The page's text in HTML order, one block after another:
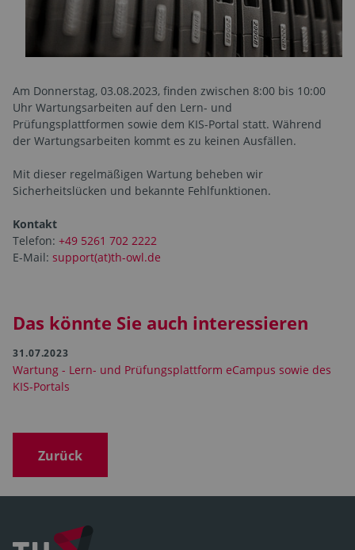
Am Donnerstag, 03.08.2023, finden zwischen 8:00 bis 10:00
Uhr Wartungsarbeiten auf den Lern- und
Prüfungsplattformen sowie dem KIS-Portal statt. Während
der Wartungs­arbeiten kommt es zu keinen Ausfällen.
Mit dieser regelmäßigen Wartung beheben wir
Sicherheitslücken und bekannte Fehlfunktionen.
Kontakt
Telefon: +49 5261 702 2222
E-Mail: support(at)th-owl.de
Das könnte Sie auch interessieren
31.07.2023
Wartung - Lern- und Prüfungsplattform eCampus sowie des
KIS-Portals
Zurück